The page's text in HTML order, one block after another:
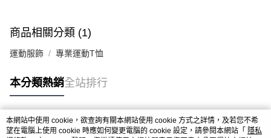
商品相關分類 (1)
運動服飾 專業運動T恤
本分類熱銷全站排行
熱門標籤
本網站中使用 cookie，欲查詢有關本網站使用 cookie 方式之詳情，及若您不希
望在電腦上使用 cookie 時應如何變更電腦的 cookie 設定，請參閱本網站「 隱私